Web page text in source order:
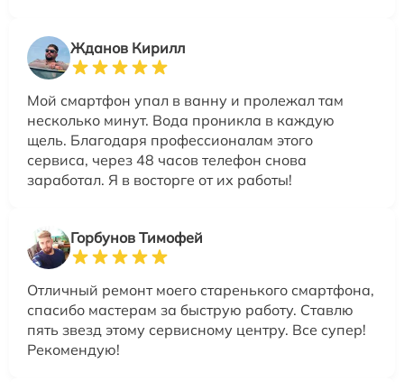
Жданов Кирилл
Мой смартфон упал в ванну и пролежал там
несколько минут. Вода проникла в каждую
щель. Благодаря профессионалам этого
сервиса, через 48 часов телефон снова
заработал. Я в восторге от их работы!
Горбунов Тимофей
Отличный ремонт моего старенького смартфона,
спасибо мастерам за быструю работу. Ставлю
пять звезд этому сервисному центру. Все супер!
Рекомендую!